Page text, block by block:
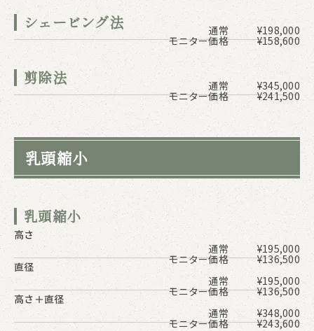
シェービング法
モニター価格 ¥158,600
通常 ¥198,000
剪除法
モニター価格 ¥241,500
通常 ¥345,000
乳頭縮小
乳頭縮小
高さ
モニター価格
¥136,500
通常
¥195,000
直径
モニター価格
¥136,500
通常
¥195,000
高さ＋直径
モニター価格
¥243,600
通常 ¥348,000